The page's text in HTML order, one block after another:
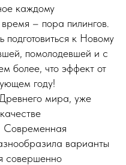
каждому
– пора пилингов.
к Новому
помолодевшей и с
более, что эффект от
году!
мира, уже
Современная
варианты
совершенно